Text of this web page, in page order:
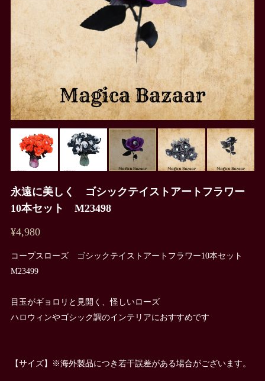
永遠に美しく ゴシックテイストアートフラワー
10本セット M23498
¥4,980
コープスローズ ゴシックテイストアートフラワー10本セット
M23499
目玉がギョロリと見開く、怪しいローズ
ハロウィンやゴシック調のインテリアにおすすめです
【サイズ】※海外製品につき若干誤差がある場合がございます。